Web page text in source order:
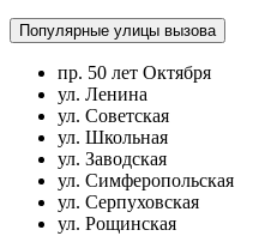
Популярные улицы вызова
пр. 50 лет Октября
ул. Ленина
ул. Советская
ул. Школьная
ул. Заводская
ул. Симферопольская
ул. Серпуховская
ул. Рощинская